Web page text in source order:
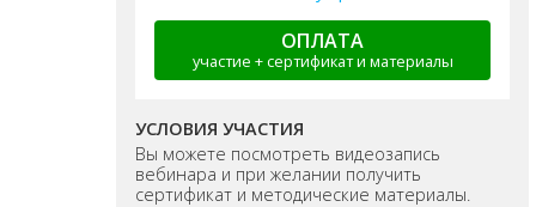
ОПЛАТА
участие + сертификат и материалы
УСЛОВИЯ УЧАСТИЯ
Вы можете посмотреть видеозапись
вебинара и при желании получить
сертификат и методические материалы.